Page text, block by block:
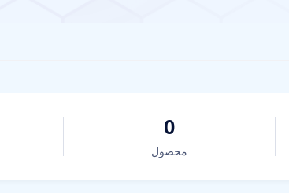
0
محصول